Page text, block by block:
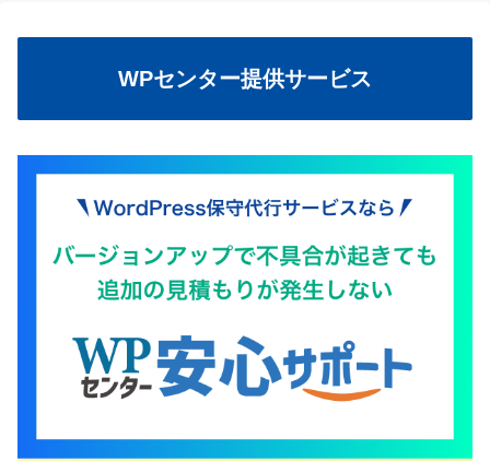
WPセンター提供サービス